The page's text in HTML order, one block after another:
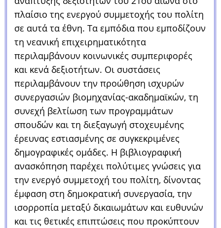
πλαίσιο της ενεργού συμμετοχής του πολίτη
σε αυτά τα έθνη. Τα εμπόδια που εμποδίζουν
τη νεανική επιχειρηματικότητα
περιλαμβάνουν κοινωνικές συμπεριφορές
και κενά δεξιοτήτων. Οι συστάσεις
περιλαμβάνουν την προώθηση ισχυρών
συνεργασιών βιομηχανίας-ακαδημαϊκών, τη
συνεχή βελτίωση των προγραμμάτων
σπουδών και τη διεξαγωγή στοχευμένης
έρευνας εστιασμένης σε συγκεκριμένες
δημογραφικές ομάδες. Η βιβλιογραφική
ανασκόπηση παρέχει πολύτιμες γνώσεις για
την ενεργό συμμετοχή του πολίτη, δίνοντας
έμφαση στη δημοκρατική συνεργασία, την
ισορροπία μεταξύ δικαιωμάτων και ευθυνών
και τις θετικές επιπτώσεις που προκύπτουν